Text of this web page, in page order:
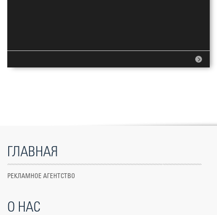
ГЛАВНАЯ
РЕКЛАМНОЕ АГЕНТСТВО
О НАС